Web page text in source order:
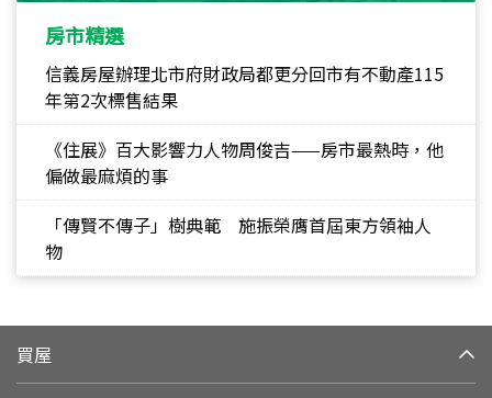
房市精選
信義房屋辦理北市府財政局都更分回市有不動產115
年第2次標售結果
《住展》百大影響力人物周俊吉——房市最熱時，他
偏做最麻煩的事
「傳賢不傳子」樹典範 施振榮膺首屆東方領袖人
物
買屋